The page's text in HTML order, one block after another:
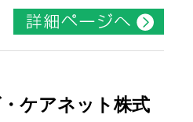
ケアネット株式